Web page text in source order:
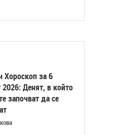
Хороскоп за 6
2026: Денят, в който
започват да се